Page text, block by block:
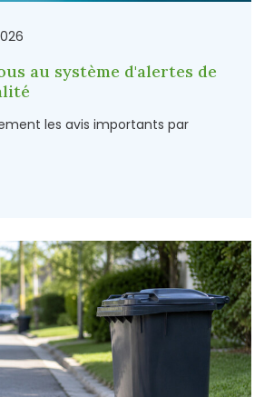
au système d'alertes de
les avis importants par